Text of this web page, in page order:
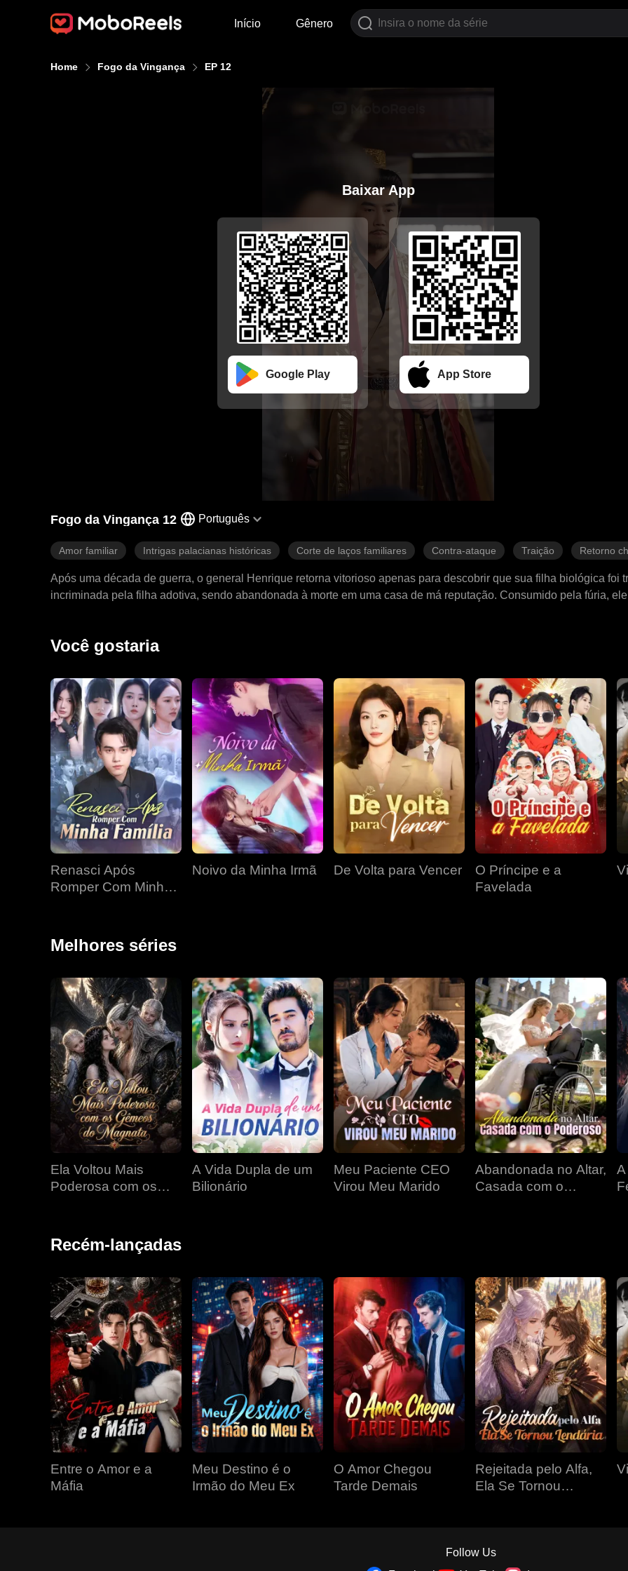
Início Gênero
Home Fogo da Vingança EP 12
Baixar App
Google Play App Store
Fogo da Vingança 12 Português
Amor familiar Intrigas palacianas históricas Corte de laços familiares Contra-ataque Traição Retorno
Após uma década de guerra, o general Henrique retorna vitorioso apenas para descobrir que sua filha biológica foi
incriminada pela filha adotiva, sendo abandonada à morte em uma casa de má reputação. Consumido pela fúria,
Você gostaria
Renasci Após
Romper Com Minha
Noivo da Minha Irmã De Volta para Vencer
O Príncipe e a
Favelada
Melhores séries
Ela Voltou Mais
Poderosa com os
A Vida Dupla de um
Bilionário
Meu Paciente CEO
Virou Meu Marido
Abandonada no Altar,
Casada com o
Recém-lançadas
Entre o Amor e a
Máfia
Meu Destino é o
Irmão do Meu Ex
O Amor Chegou
Tarde Demais
Rejeitada pelo Alfa,
Ela Se Tornou
Follow Us